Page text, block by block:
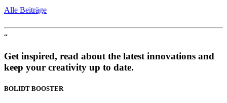
Alle Beiträge
“
Get inspired, read about the latest innovations and
keep your creativity up to date.
BOLIDT BOOSTER